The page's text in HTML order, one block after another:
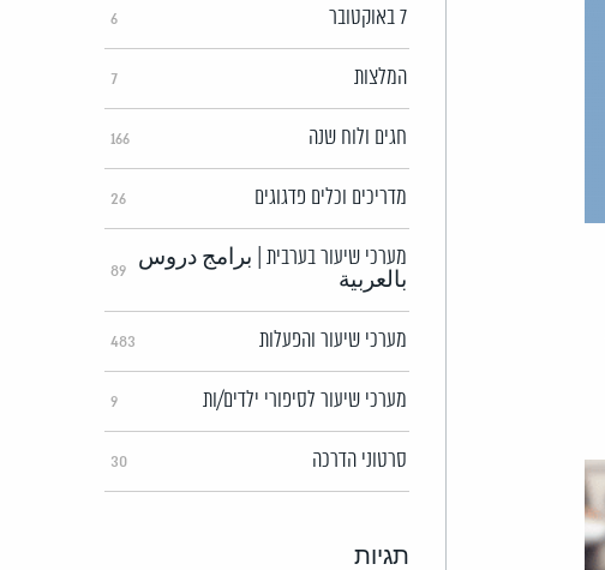
7 באוקטובר 6
המלצות 7
חגים ולוח שנה 166
מדריכים וכלים פדגוגים 26
מערכי שיעור בערבית | برامج دروس
بالعربية
89
מערכי שיעור והפעלות 483
מערכי שיעור לסיפורי ילדים/ות 9
סרטוני הדרכה 30
תגיות